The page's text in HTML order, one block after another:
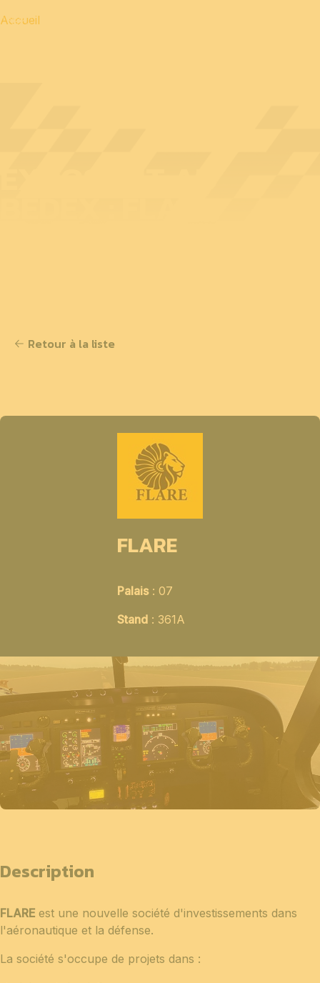
Accueil
Retour à la liste
FLARE
Palais: 07
Stand: 361A
Description
FLARE est une nouvelle société d'investissements dans
l'aéronautique et la défense.
La société s'occupe de projets dans :